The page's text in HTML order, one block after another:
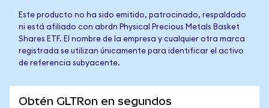
Este producto no ha sido emitido, patrocinado, respaldado
ni está afiliado con abrdn Physical Precious Metals Basket
Shares ETF. El nombre de la empresa y cualquier otra marca
registrada se utilizan únicamente para identificar el activo
de referencia subyacente.
Obtén GLTRon en segundos